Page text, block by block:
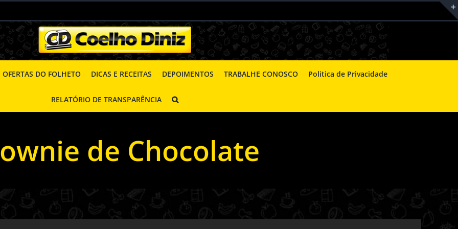
OFERTAS DO FOLHETO DICAS E RECEITAS DEPOIMENTOS TRABALHE CONOSCO Politica de Privacidade
RELATÓRIO DE TRANSPARÊNCIA
de Chocolate